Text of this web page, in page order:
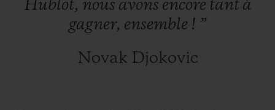
Hublot, nous avons encore tant à
gagner, ensemble ! ”
Novak Djokovic